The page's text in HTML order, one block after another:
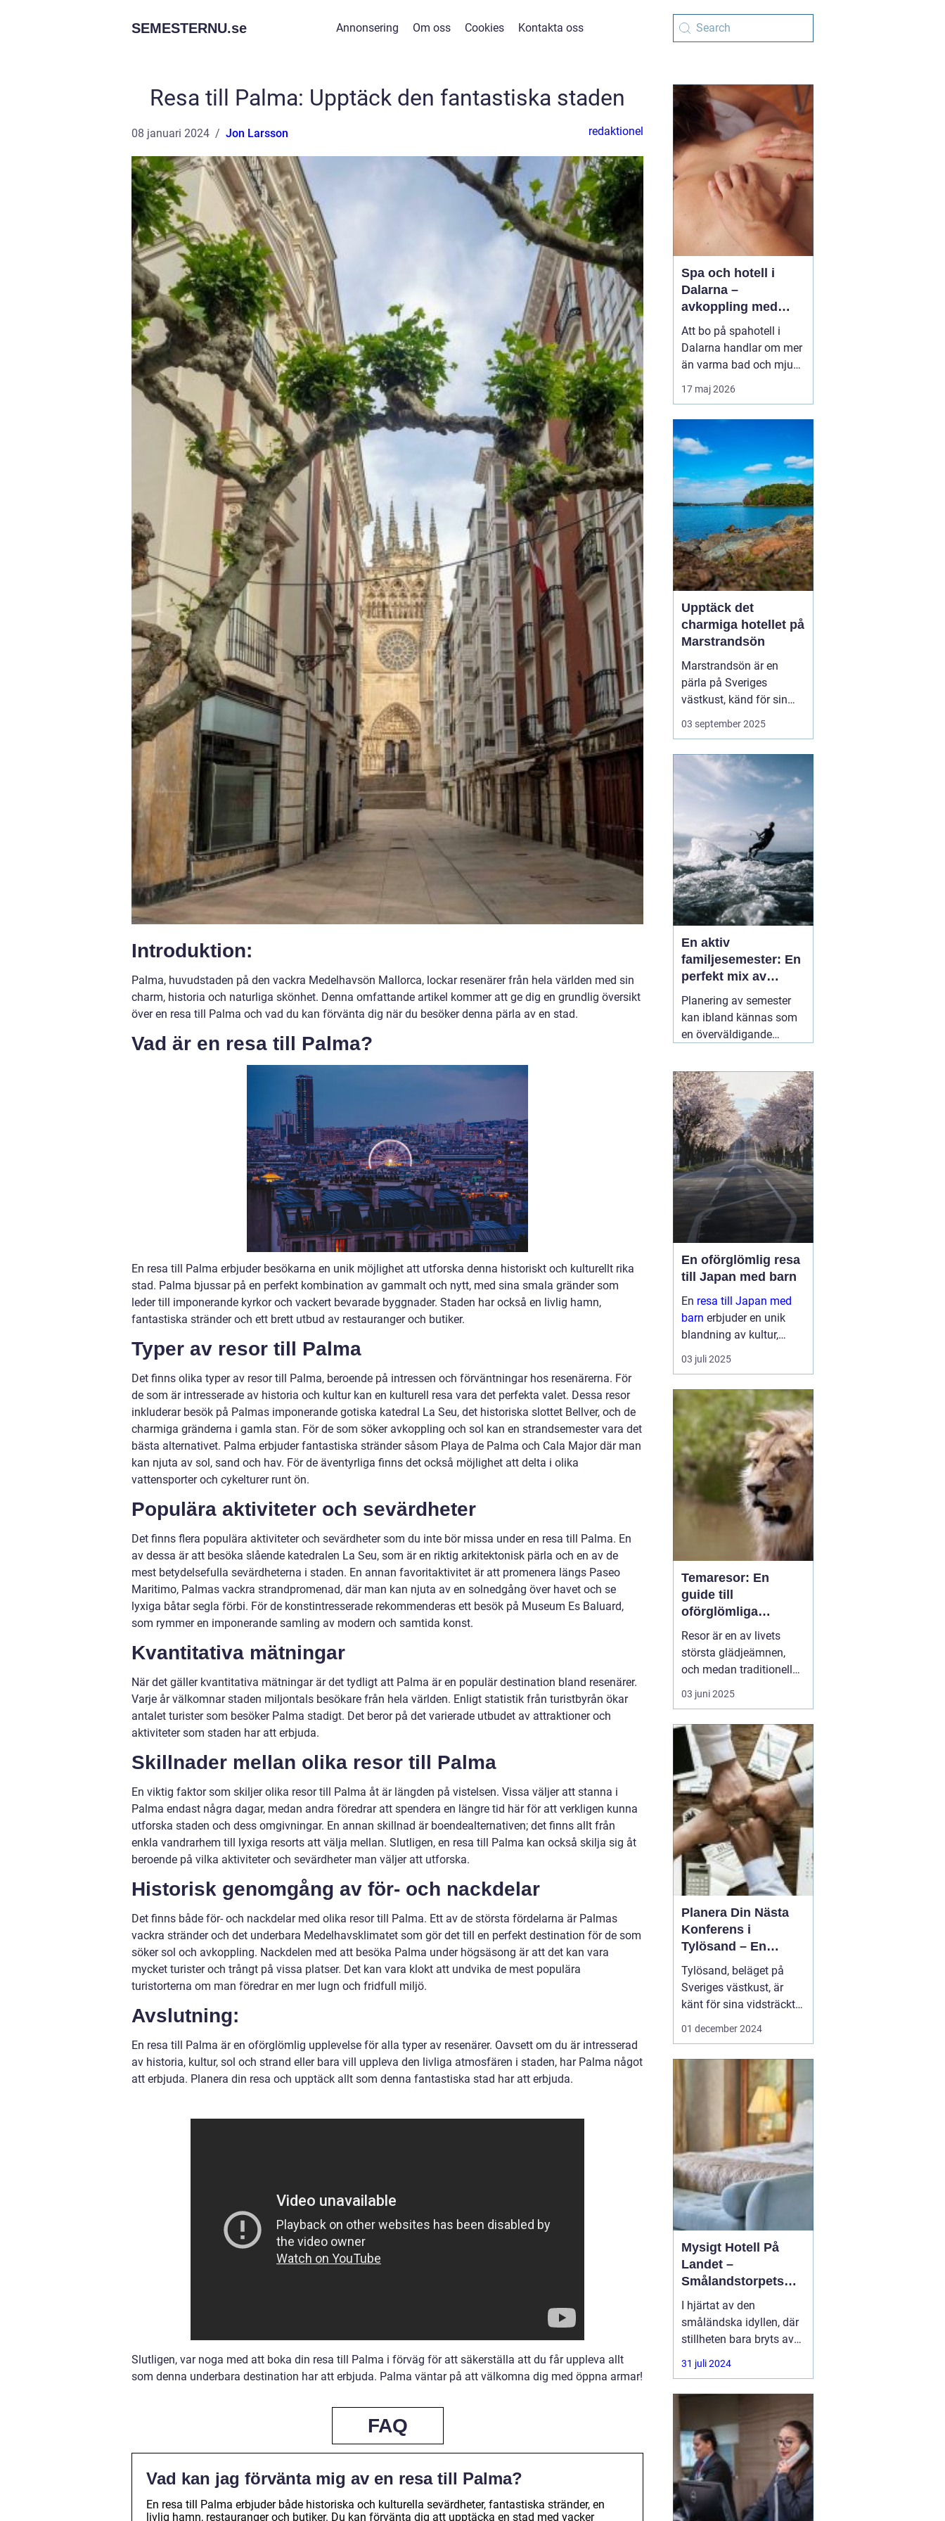
SEMESTERNU.se Annonsering Om oss Cookies Kontakta oss
Resa till Palma: Upptäck den fantastiska staden
08 januari 2024 Jon Larsson redaktionel
Introduktion:
Palma, huvudstaden på den vackra Medelhavsön Mallorca, lockar resenärer från hela världen med sin
charm, historia och naturliga skönhet. Denna omfattande artikel kommer att ge dig en grundlig översikt
över en resa till Palma och vad du kan förvänta dig när du besöker denna pärla av en stad.
Vad är en resa till Palma?
En resa till Palma erbjuder besökarna en unik möjlighet att utforska denna historiskt och kulturellt rika
stad. Palma bjussar på en perfekt kombination av gammalt och nytt, med sina smala gränder som
leder till imponerande kyrkor och vackert bevarade byggnader. Staden har också en livlig hamn,
fantastiska stränder och ett brett utbud av restauranger och butiker.
Typer av resor till Palma
Det finns olika typer av resor till Palma, beroende på intressen och förväntningar hos resenärerna. För
de som är intresserade av historia och kultur kan en kulturell resa vara det perfekta valet. Dessa resor
inkluderar besök på Palmas imponerande gotiska katedral La Seu, det historiska slottet Bellver, och de
charmiga gränderna i gamla stan. För de som söker avkoppling och sol kan en strandsemester vara det
bästa alternativet. Palma erbjuder fantastiska stränder såsom Playa de Palma och Cala Major där man
kan njuta av sol, sand och hav. För de äventyrliga finns det också möjlighet att delta i olika
vattensporter och cykelturer runt ön.
Populära aktiviteter och sevärdheter
Det finns flera populära aktiviteter och sevärdheter som du inte bör missa under en resa till Palma. En
av dessa är att besöka slående katedralen La Seu, som är en riktig arkitektonisk pärla och en av de
mest betydelsefulla sevärdheterna i staden. En annan favoritaktivitet är att promenera längs Paseo
Maritimo, Palmas vackra strandpromenad, där man kan njuta av en solnedgång över havet och se
lyxiga båtar segla förbi. För de konstintresserade rekommenderas ett besök på Museum Es Baluard,
som rymmer en imponerande samling av modern och samtida konst.
Kvantitativa mätningar
När det gäller kvantitativa mätningar är det tydligt att Palma är en populär destination bland resenärer.
Varje år välkomnar staden miljontals besökare från hela världen. Enligt statistik från turistbyrån ökar
antalet turister som besöker Palma stadigt. Det beror på det varierade utbudet av attraktioner och
aktiviteter som staden har att erbjuda.
Skillnader mellan olika resor till Palma
En viktig faktor som skiljer olika resor till Palma åt är längden på vistelsen. Vissa väljer att stanna i
Palma endast några dagar, medan andra föredrar att spendera en längre tid här för att verkligen kunna
utforska staden och dess omgivningar. En annan skillnad är boendealternativen; det finns allt från
enkla vandrarhem till lyxiga resorts att välja mellan. Slutligen, en resa till Palma kan också skilja sig åt
beroende på vilka aktiviteter och sevärdheter man väljer att utforska.
Historisk genomgång av för- och nackdelar
Det finns både för- och nackdelar med olika resor till Palma. Ett av de största fördelarna är Palmas
vackra stränder och det underbara Medelhavsklimatet som gör det till en perfekt destination för de som
söker sol och avkoppling. Nackdelen med att besöka Palma under högsäsong är att det kan vara
mycket turister och trångt på vissa platser. Det kan vara klokt att undvika de mest populära
turistorterna om man föredrar en mer lugn och fridfull miljö.
Avslutning:
En resa till Palma är en oförglömlig upplevelse för alla typer av resenärer. Oavsett om du är intresserad
av historia, kultur, sol och strand eller bara vill uppleva den livliga atmosfären i staden, har Palma något
att erbjuda. Planera din resa och upptäck allt som denna fantastiska stad har att erbjuda.
Slutligen, var noga med att boka din resa till Palma i förväg för att säkerställa att du får uppleva allt
som denna underbara destination har att erbjuda. Palma väntar på att välkomna dig med öppna armar!
FAQ
Vad kan jag förvänta mig av en resa till Palma?
En resa till Palma erbjuder både historiska och kulturella sevärdheter, fantastiska stränder, en
livlig hamn, restauranger och butiker. Du kan förvänta dig att upptäcka en stad med vacker
Spa och hotell i
Dalarna –
avkoppling med
utsikt över berg och
sjö
Att bo på spahotell i
Dalarna handlar om mer
än varma bad och mjuka
badrockar. Många söker
en paus från vardagen,
Dalarna möts stillhet,
starka traditione...
17 maj 2026
Upptäck det
charmiga hotellet på
Marstrandsön
Marstrandsön är en
pärla på Sveriges
västkust, känd för sin
historiska betydelse och
pittoreska omgivning.
dess natursköna
skönhet, kulturella
03 september 2025
En aktiv
familjesemester: En
perfekt mix av
äventyr och
återhämtning
Planering av semester
kan ibland kännas som
en överväldigande
strävar efter att
tillfredsställa alla
familjemedlemmars
önskemål. En05 juli
2025
En oförglömlig resa
till Japan med barn
En resa till Japan med
barn erbjuder en unik
blandning av kultur,
historia och naturliga
skönheter. Landet är
renlighet oc...
03 juli 2025
Temaresor: En
guide till
oförglömliga
upplevelser
Resor är en av livets
största glädjeämnen,
och medan traditionella
resor kan bjuda på
avkoppling och vila,
temaresor en unik
möjlighet att fördjupa
sig i specifika intressen
eller aktiviteter. De...
03 juni 2025
Planera Din Nästa
Konferens i
Tylösand – En
Oslagbar
Upplevelse
Tylösand, beläget på
Sveriges västkust, är
känt för sina vidsträckta
stränder, idylliska natur
semesterfirare. Men
bortom sanddynerna
och det friska
01 december 2024
Mysigt Hotell På
Landet –
Smålandstorpets
Enchanted Retreat
I hjärtat av den
småländska idyllen, där
stillheten bara bryts av
den harmoniska sången
från skogens djur, hittar
31 juli 2024